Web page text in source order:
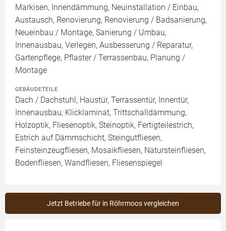
Markisen, Innendämmung, Neuinstallation / Einbau,
Austausch, Renovierung, Renovierung / Badsanierung,
Neueinbau / Montage, Sanierung / Umbau,
Innenausbau, Verlegen, Ausbesserung / Reparatur,
Gartenpflege, Pflaster / Terrassenbau, Planung /
Montage
GEBÄUDETEILE
Dach / Dachstuhl, Haustür, Terrassentür, Innentür,
Innenausbau, Klicklaminat, Trittschalldämmung,
Holzoptik, Fliesenoptik, Steinoptik, Fertigteilestrich,
Estrich auf Dämmschicht, Steingutfliesen,
Feinsteinzeugfliesen, Mosaikfliesen, Natursteinfliesen,
Bodenfliesen, Wandfliesen, Fliesenspiegel
Jetzt Betriebe für in Röhrmoos vergleichen